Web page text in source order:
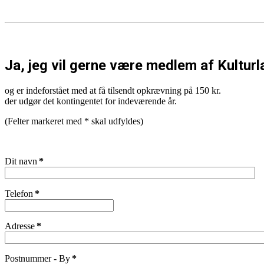
Ja, jeg vil gerne være medlem af
og er indeforstået med at få tilsendt opkrævning på 150 kr.
der udgør det kontingentet for indeværende år.
(Felter markeret med * skal udfyldes)
Dit navn *
Telefon *
Adresse*
Postnummer - By*